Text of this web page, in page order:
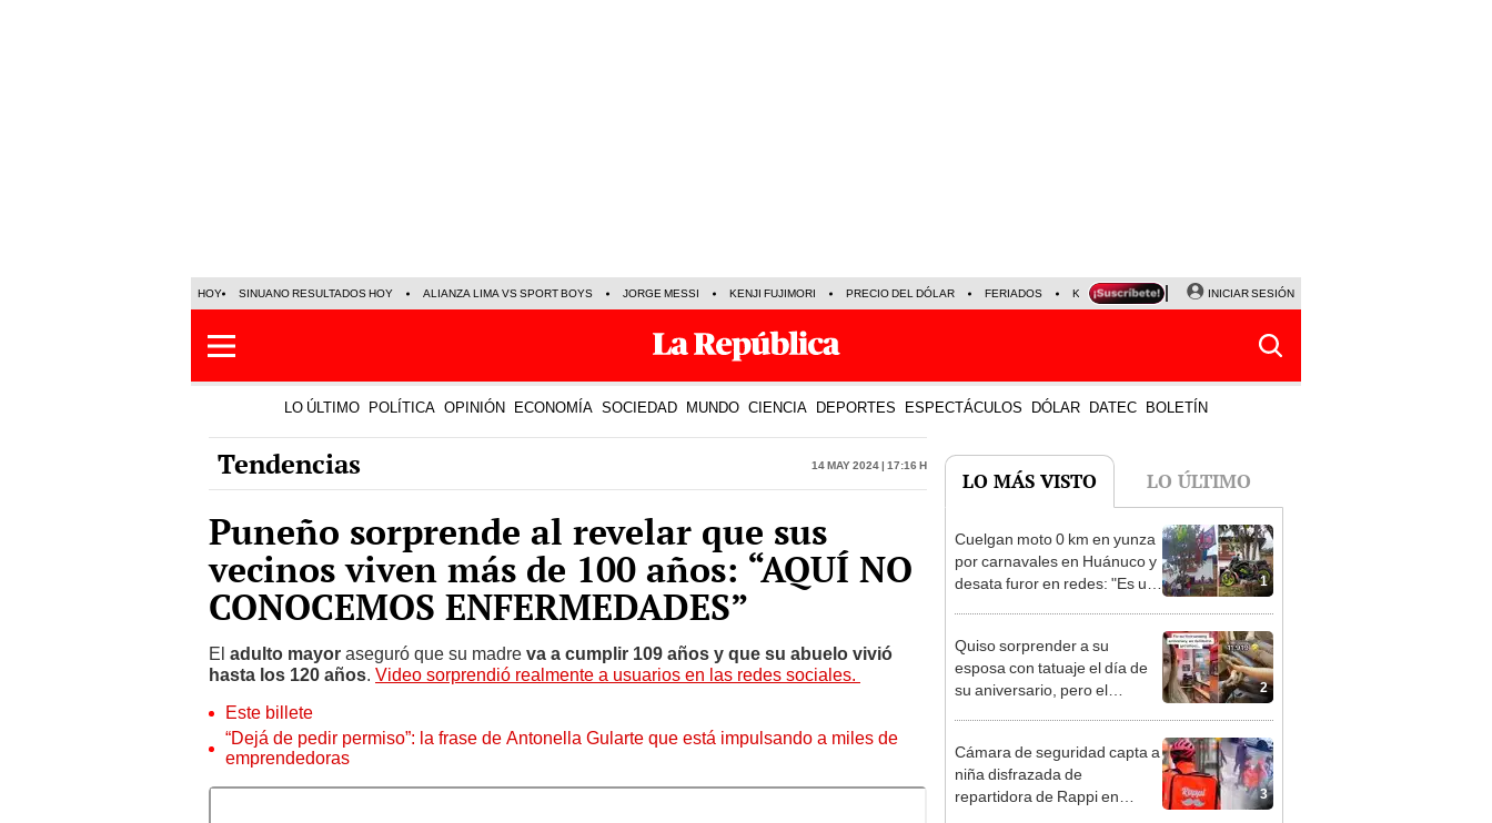
HOY SINUANO RESULTADOS HOY ALIANZA LIMA VS SPORT BOYS JORGE MESSI KENJI FUJIMORI PRECIO DEL DÓLAR FERIADOS KEIKO FUJIMORI NALDY SALDAÑA
INICIAR SESIÓN
LO ÚLTIMO POLÍTICA OPINIÓN ECONOMÍA SOCIEDAD MUNDO CIENCIA DEPORTES ESPECTÁCULOS DÓLAR DATEC BOLETÍN
Tendencias 14 May 2024 | 17:16 h
Puneño sorprende al revelar que sus
vecinos viven más de 100 años: “AQUÍ NO
CONOCEMOS ENFERMEDADES”
El adulto mayor aseguró que su madre va a cumplir 109 años y que su abuelo vivió
hasta los 120 años. Video sorprendió realmente a usuarios en las redes sociales.
Este billete
“Dejá de pedir permiso”: la frase de Antonella Gularte que está impulsando a miles de
emprendedoras
LO MÁS VISTO LO ÚLTIMO
1
Cuelgan moto 0 km en yunza
por carnavales en Huánuco y
desata furor en redes: "Es un
2
Quiso sorprender a su
esposa con tatuaje el día de
su aniversario, pero el
3
Cámara de seguridad capta a
niña disfrazada de
repartidora de Rappi en